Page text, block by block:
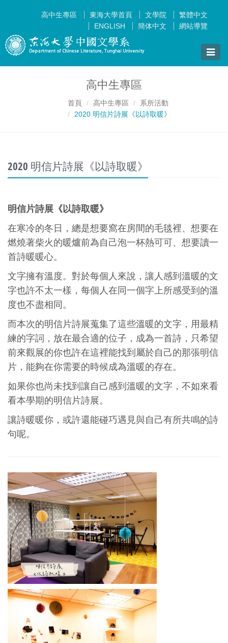
高中生專區 東海大學首頁 文學院
繁體中文
ENGLISH
簡体中文 網站導覽
Toggle
高中生專區
首頁 高中生專區
系所活動
2020 明信片詩展《以詩取暖》
2020 明信片詩展《以詩取暖》
明信片詩展《以詩取暖》
在寒冷的冬日，總是想要窩在房間的毛毯裡、想要在
燃燒著柴火的暖爐前為自己泡一杯熱可可、想要讀一
首詩暖暖心。
文字擁有溫度。對於每個人來說，讓人感到溫暖的文
字也許不太一樣，每個人在同一個字上所感受到的溫
度也不盡相同。
而本次的明信片詩展蒐集了這些溫暖的文字，用最精
練的字詞，放在最合適的位子，成為一首詩，只希望
前來觀展的你也許在這裡能找到屬於自己的那張明信
片，能夠在你需要的時候成為溫暖的存在。
如果你也尚未找到讓自己感到溫暖的文字，不如來看
看本學期的明信片詩展。
讓詩暖暖你，或許還能碰巧遇見與自己有所共鳴的詩
句呢。